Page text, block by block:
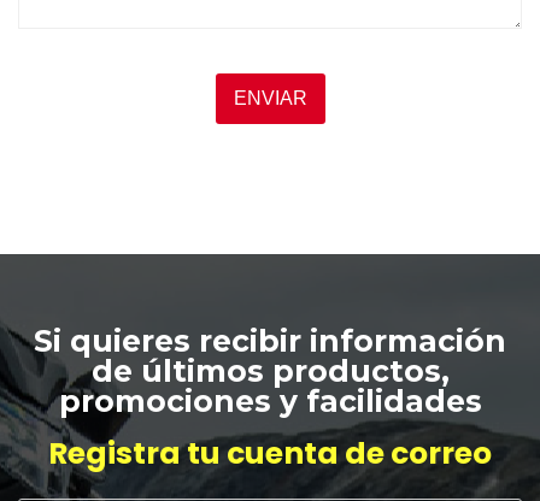
ENVIAR
Si quieres recibir información
de últimos productos,
promociones y facilidades
Registra tu cuenta de correo